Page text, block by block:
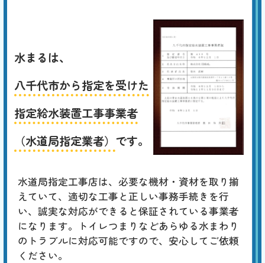
水まるは、
八千代市から指定を受けた
指定給水装置工事事業者
（水道局指定業者） です。
水道局指定工事店は、必要な機材・資材を取り揃
えていて、適切な工事と正しい事務手続きを行
い、誠実な対応ができると保証されている事業者
になります。トイレつまりなどあらゆる水まわり
のトラブルに対応可能ですので、安心してご依頼
ください。